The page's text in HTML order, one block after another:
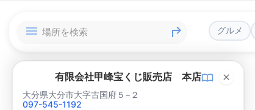
グルメ
有限会社甲峰宝くじ販売店 本店
大分県大分市大字古国府５−２
097-545-1192